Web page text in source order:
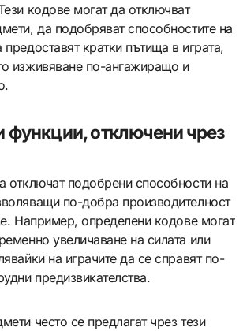
кодове могат да отключват
да подобряват способностите на
кратки пътища в играта,
изживяване по-ангажиращо и
отключени чрез
отключат подобрени способности на
по-добра производителност
Например, определени кодове могат
увеличаване на силата или
на играчите да се справят по-
предизвикателства.
често се предлагат чрез тези